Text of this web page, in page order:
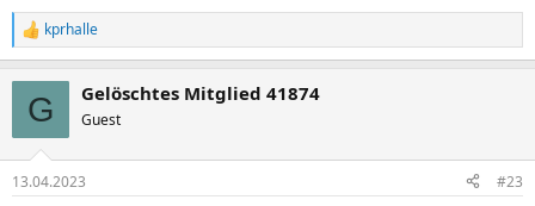
R
e
e
kprhalle
G Gelöschtes Mitglied 41874
Guest
13.04.2023 #23